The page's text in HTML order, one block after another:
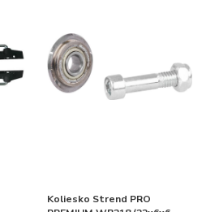
Koliesko Strend PRO